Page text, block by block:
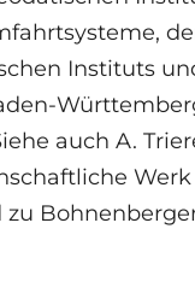
Instituts
auch A.
Werk
zu